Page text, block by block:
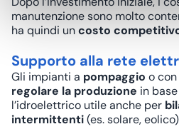
manutenzione sono molto
ha quindi uncosto
Supporto alla rete
Gli impianti a pompaggio o
regolare la produzione in
l’idroelettrico utile anche per
intermittenti(es. solare,